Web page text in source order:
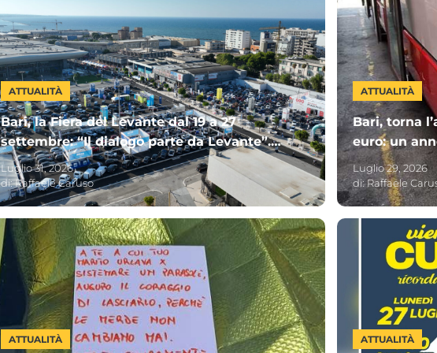
ATTUALITÀ
Bari, la Fiera del Levante dal 19 a 27
settembre: “Il dialogo parte da Levante”.
Invitata la Premier Meloni
Luglio 31, 2026
di:Raffaele Caruso
ATTUALITÀ
Bari, torna
euro: un
Luglio 29, 2026
di:Raffaele
ATTUALITÀ ATTUALITÀ